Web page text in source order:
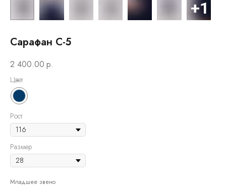
Сарафан С-5
2 400.00 р.
Цвет
Рост
Размер
Младшее звено